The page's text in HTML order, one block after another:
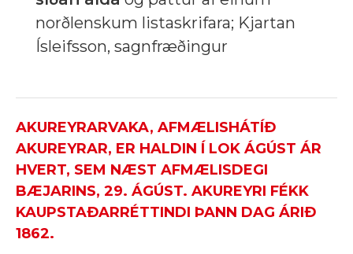
norðlenskum listaskrifara; Kjartan
Ísleifsson, sagnfræðingur
AKUREYRARVAKA, AFMÆLISHÁTÍÐ
AKUREYRAR, ER HALDIN Í LOK ÁGÚST ÁR
HVERT, SEM NÆST AFMÆLISDEGI
BÆJARINS, 29. ÁGÚST. AKUREYRI FÉKK
KAUPSTAÐARRÉTTINDI ÞANN DAG ÁRIÐ
1862.